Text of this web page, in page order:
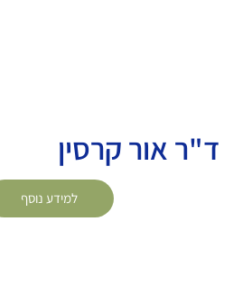
ד"ר אור קרסין
למידע נוסף